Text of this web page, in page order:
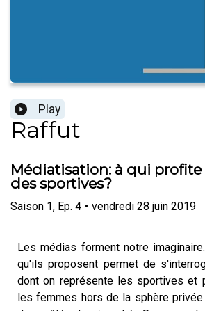
Play
Raffut
Médiatisation: à qui
des sportives?
Saison 1, Ep. 4 • vendredi 28 juin 2019
Les médias forment notre
qu'ils proposent permet de
dont on représente les sportives et
les femmes hors de la sphère